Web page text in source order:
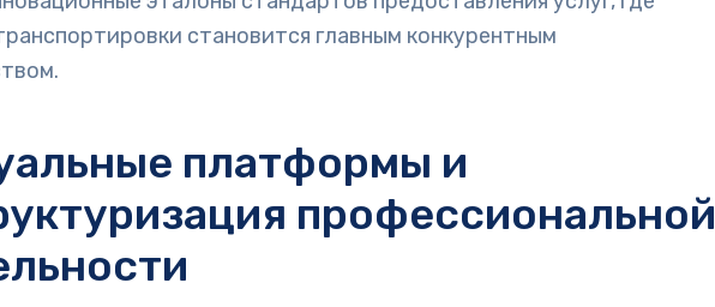
становится главным конкурентным
платформы и
профессиональной